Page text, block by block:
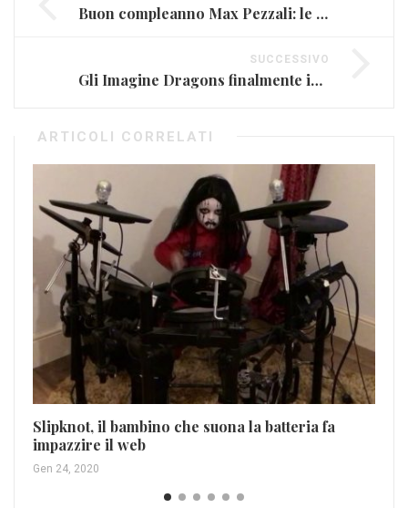
Buon compleanno Max Pezzali: le sue frasi più belle (FOTO E VIDEO)
SUCCESSIVO
Gli Imagine Dragons finalmente in Italia (FOTO E VIDEO)
ARTICOLI CORRELATI
Slipknot, il bambino che suona la batteria fa
impazzire il web
Gen 24, 2020